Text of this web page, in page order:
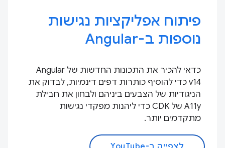
פיתוח אפליקציות נגישות
נוספות ב-Angular
כדאי להכיר את התכונות החדשות של Angular
v14 כדי להוסיף כותרות דפים דינמיות, לבדוק את
הניגודיות של הצבעים ביניהם ולבחון את חבילת
A11y של CDK כדי ליהנות מפקדי נגישות
מתקדמים יותר.